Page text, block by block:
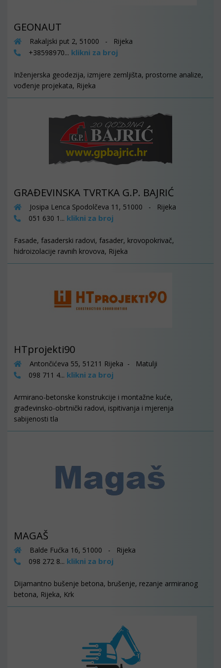
GEONAUT
Rakaljski put 2, 51000 - Rijeka
+38598970... klikni za broj
Inženjerska geodezija, izmjere zemljišta, prostorne analize,
vođenje projekata, Rijeka
GRAĐEVINSKA TVRTKA G.P. BAJRIĆ
Josipa Lenca Spodolčeva 11, 51000 - Rijeka
051 630 1... klikni za broj
Fasade, fasaderski radovi, fasader, krovopokrivač,
hidroizolacije ravnih krovova, Rijeka
HTprojekti90
Antončićeva 55, 51211 Rijeka - Matulji
098 711 4... klikni za broj
Armirano-betonske konstrukcije i montažne kuće,
građevinsko-obrtnički radovi, ispitivanja i mjerenja
sabijenosti tla
MAGAŠ
Balde Fućka 16, 51000 - Rijeka
098 272 8... klikni za broj
Dijamantno bušenje betona, brušenje, rezanje armiranog
betona, Rijeka, Krk